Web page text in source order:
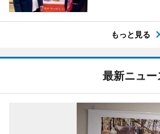
もっと見る
最新ニュー